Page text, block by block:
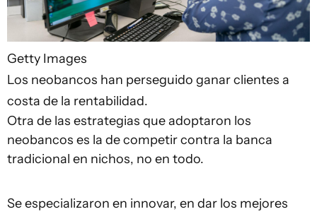
Getty Images
Los neobancos han perseguido ganar clientes a
costa de la rentabilidad.
Otra de las estrategias que adoptaron los
neobancos es la de competir contra la banca
tradicional en nichos, no en todo.
Se especializaron en innovar, en dar los mejores